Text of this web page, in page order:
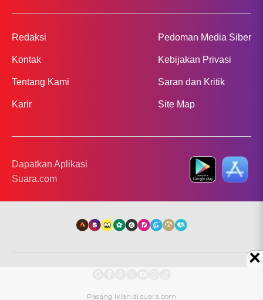
Redaksi
Kontak
Tentang Kami
Karir
Pedoman Media Siber
Kebijakan Privasi
Saran dan Kritik
Site Map
Dapatkan Aplikasi
Suara.com